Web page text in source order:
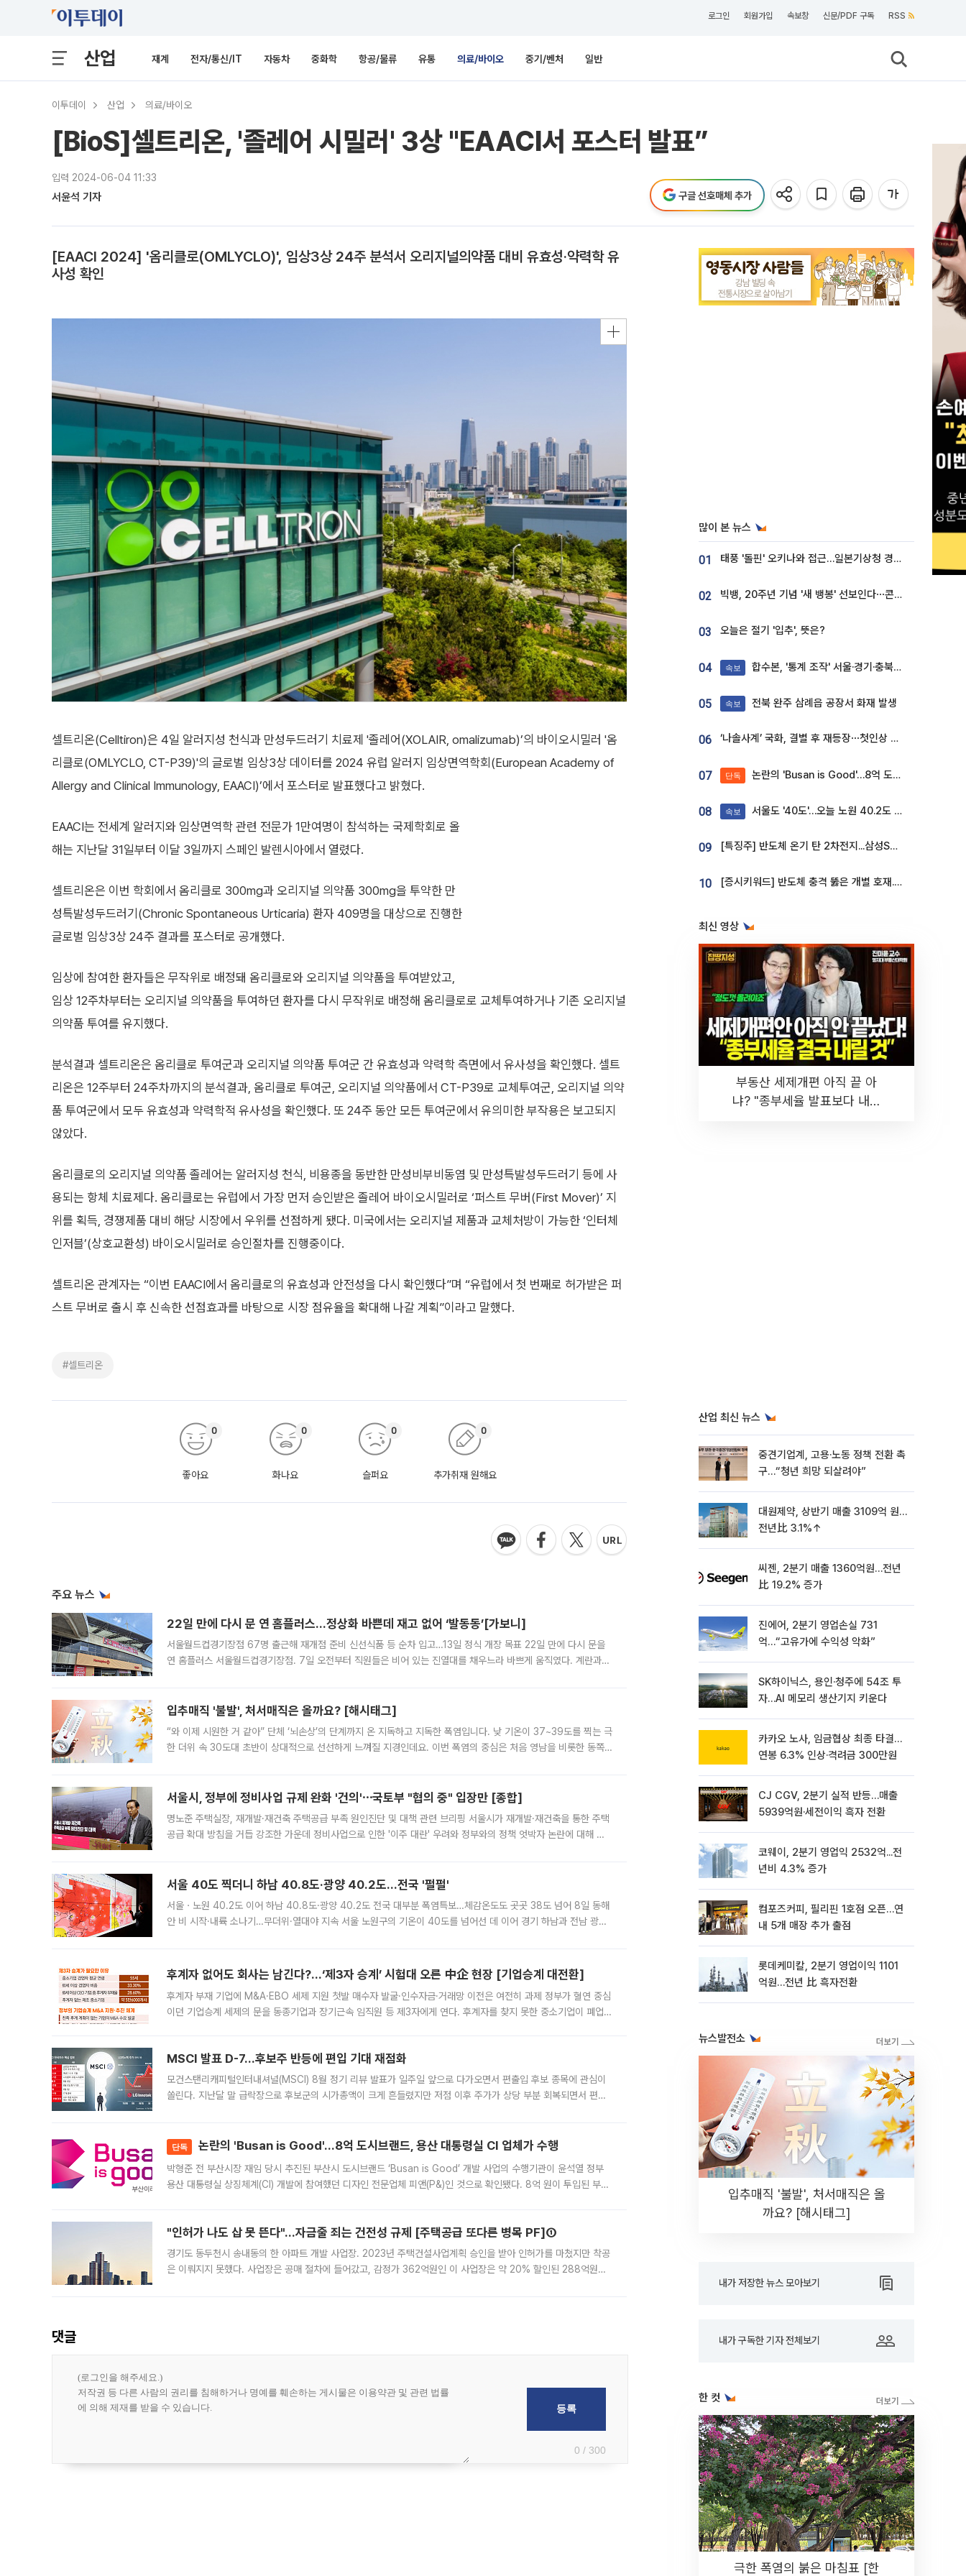
로그인 회원가입 속보창 신문/PDF 구독 RSS
산업 재계 전자/통신/IT 자동차 중화학 항공/물류 유통 의료/바이오 중기/벤처 일반
이투데이 산업 의료/바이오
[BioS]셀트리온, '졸레어 시밀러' 3상 "EAACI서 포스터 발표”
입력 2024-06-04 11:33
서윤석 기자 구글 선호매체 추가
[EAACI 2024] '옴리클로(OMLYCLO)', 임상3상 24주 분석서 오리지널의약품 대비 유효성·약력학 유
사성 확인
셀트리온(Celltiron)은 4일 알러지성 천식과 만성두드러기 치료제 '졸레어(XOLAIR, omalizumab)’의 바이오시밀러 '옴
리클로(OMLYCLO, CT-P39)'의 글로벌 임상3상 데이터를 2024 유럽 알러지 임상면역학회(European Academy of
Allergy and Clinical Immunology, EAACI)’에서 포스터로 발표했다고 밝혔다.
EAACI는 전세계 알러지와 임상면역학 관련 전문가 1만여명이 참석하는 국제학회로 올
해는 지난달 31일부터 이달 3일까지 스페인 발렌시아에서 열렸다.
셀트리온은 이번 학회에서 옴리클로 300mg과 오리지널 의약품 300mg을 투약한 만
성특발성두드러기(Chronic Spontaneous Urticaria) 환자 409명을 대상으로 진행한
글로벌 임상3상 24주 결과를 포스터로 공개했다.
임상에 참여한 환자들은 무작위로 배정돼 옴리클로와 오리지널 의약품을 투여받았고,
임상 12주차부터는 오리지널 의약품을 투여하던 환자를 다시 무작위로 배정해 옴리클로로 교체투여하거나 기존 오리지널
의약품 투여를 유지했다.
분석결과 셀트리온은 옴리클로 투여군과 오리지널 의약품 투여군 간 유효성과 약력학 측면에서 유사성을 확인했다. 셀트
리온은 12주부터 24주차까지의 분석결과, 옴리클로 투여군, 오리지널 의약품에서 CT-P39로 교체투여군, 오리지널 의약
품 투여군에서 모두 유효성과 약력학적 유사성을 확인했다. 또 24주 동안 모든 투여군에서 유의미한 부작용은 보고되지
않았다.
옴리클로의 오리지널 의약품 졸레어는 알러지성 천식, 비용종을 동반한 만성비부비동염 및 만성특발성두드러기 등에 사
용되는 항체 치료제다. 옴리클로는 유럽에서 가장 먼저 승인받은 졸레어 바이오시밀러로 ‘퍼스트 무버(First Mover)’ 지
위를 획득, 경쟁제품 대비 해당 시장에서 우위를 선점하게 됐다. 미국에서는 오리지널 제품과 교체처방이 가능한 ‘인터체
인저블’(상호교환성) 바이오시밀러로 승인절차를 진행중이다.
셀트리온 관계자는 “이번 EAACI에서 옴리클로의 유효성과 안전성을 다시 확인했다”며 “유럽에서 첫 번째로 허가받은 퍼
스트 무버로 출시 후 신속한 선점효과를 바탕으로 시장 점유율을 확대해 나갈 계획”이라고 말했다.
#셀트리온
좋아요
0
화나요
0
슬퍼요
0
추가취재 원해요
0
주요 뉴스
22일 만에 다시 문 연 홈플러스…정상화 바쁜데 재고 없어 ‘발동동’[가보니]
서울월드컵경기장점 67명 출근해 재개점 준비 신선식품 등 순차 입고…13일 정식 개장 목표 22일 만에 다시 문을
연 홈플러스 서울월드컵경기장점. 7일 오전부터 직원들은 비어 있는 진열대를 채우느라 바쁘게 움직였다. 계란과
입추매직 '불발', 처서매직은 올까요? [해시태그]
“와 이제 시원한 거 같아” 단체 ‘뇌손상’의 단계까지 온 지독하고 지독한 폭염입니다. 낮 기온이 37~39도를 찍는 극
한 더위 속 30도대 초반이 상대적으로 선선하게 느껴질 지경인데요. 이번 폭염의 중심은 처음 영남을 비롯한 동쪽
서울시, 정부에 정비사업 규제 완화 '건의'⋯국토부 "협의 중" 입장만 [종합]
명노준 주택실장, 재개발·재건축 주택공급 부족 원인진단 및 대책 관련 브리핑 서울시가 재개발·재건축을 통한 주택
공급 확대 방침을 거듭 강조한 가운데 정비사업으로 인한 '이주 대란' 우려와 정부와의 정책 엇박자 논란에 대해 정
서울 40도 찍더니 하남 40.8도·광양 40.2도…전국 '펄펄'
서울ㆍ노원 40.2도 이어 하남 40.8도·광양 40.2도 전국 대부분 폭염특보…체감온도도 곳곳 38도 넘어 8일 동해
안 비 시작·내륙 소나기…무더위·열대야 지속 서울 노원구의 기온이 40도를 넘어선 데 이어 경기 하남과 전남 광양
후계자 없어도 회사는 남긴다?…‘제3자 승계’ 시험대 오른 中企 현장 [기업승계 대전환]
후계자 부재 기업에 M&A·EBO 세제 지원 첫발 매수자 발굴·인수자금·거래망 이전은 여전히 과제 정부가 혈연 중심
이던 기업승계 세제의 문을 동종기업과 장기근속 임직원 등 제3자에게 연다. 후계자를 찾지 못한 중소기업이 폐업
MSCI 발표 D-7…후보주 반등에 편입 기대 재점화
모건스탠리캐피털인터내셔널(MSCI) 8월 정기 리뷰 발표가 일주일 앞으로 다가오면서 편출입 후보 종목에 관심이
쏠린다. 지난달 말 급락장으로 후보군의 시가총액이 크게 흔들렸지만 저점 이후 주가가 상당 부분 회복되면서 편입
단독 논란의 'Busan is Good'…8억 도시브랜드, 용산 대통령실 CI 업체가 수행
박형준 전 부산시장 재임 당시 추진된 부산시 도시브랜드 ‘Busan is Good’ 개발 사업의 수행기관이 윤석열 정부
용산 대통령실 상징체계(CI) 개발에 참여했던 디자인 전문업체 피앤(P&)인 것으로 확인됐다. 8억 원이 투입된 부산
"인허가 나도 삽 못 뜬다"…자금줄 죄는 건전성 규제 [주택공급 또다른 병목 PF]①
경기도 동두천시 송내동의 한 아파트 개발 사업장. 2023년 주택건설사업계획 승인을 받아 인허가를 마쳤지만 착공
은 이뤄지지 못했다. 사업장은 공매 절차에 들어갔고, 감정가 362억원인 이 사업장은 약 20% 할인된 288억원에
댓글
0 / 300
많이 본 뉴스
01 태풍 '돌핀' 오키나와 접근…일본기상청 경로 업데이트
02 빅뱅, 20주년 기념 '새 뱅봉' 선보인다⋯콘서트 앞두고 팝업 개최
03 오늘은 절기 '입추', 뜻은?
04 속보 합수본, '통계 조작' 서울·경기·충북 선관위 등 추가 압수수색
05 속보 전북 완주 삼례읍 공장서 화재 발생
06 ‘나솔사계’ 국화, 결별 후 재등장⋯첫인상 투표 휩쓸고 ‘인기녀’ 등극
07 단독 논란의 'Busan is Good'…8억 도시브랜드, 용산 대통령실 CI 업체가 수행
08 속보 서울도 '40도'…오늘 노원 40.2도 기록
09 [특징주] 반도체 온기 탄 2차전지...삼성SDI, 장 초반 7% 넘게 껑충
10 [증시키워드] 반도체 충격 뚫은 개별 호재...포스코퓨처엠·에코프로·한화솔루션 '눈길'
최신 영상
부동산 세제개편 아직 끝 아
냐? "종부세율 발표보다 내릴
산업 최신 뉴스
중견기업계, 고용·노동 정책 전환 촉
구…“청년 희망 되살려야”
대원제약, 상반기 매출 3109억 원…
전년比 3.1%↑
씨젠, 2분기 매출 1360억원…전년
比 19.2% 증가
진에어, 2분기 영업손실 731
억…“고유가에 수익성 악화”
SK하이닉스, 용인·청주에 54조 투
자…AI 메모리 생산기지 키운다
카카오 노사, 임금협상 최종 타결…
연봉 6.3% 인상·격려금 300만원
CJ CGV, 2분기 실적 반등…매출
5939억원·세전이익 흑자 전환
코웨이, 2분기 영업익 2532억...전
년비 4.3% 증가
컴포즈커피, 필리핀 1호점 오픈…연
내 5개 매장 추가 출점
롯데케미칼, 2분기 영업이익 1101
억원…전년 比 흑자전환
뉴스발전소
입추매직 '불발', 처서매직은 올
까요? [해시태그]
내가 저장한 뉴스 모아보기
내가 구독한 기자 전체보기
한 컷
극한 폭염의 붉은 마침표 [한